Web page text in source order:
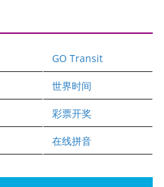
GO Transit
世界时间
彩票开奖
在线拼音